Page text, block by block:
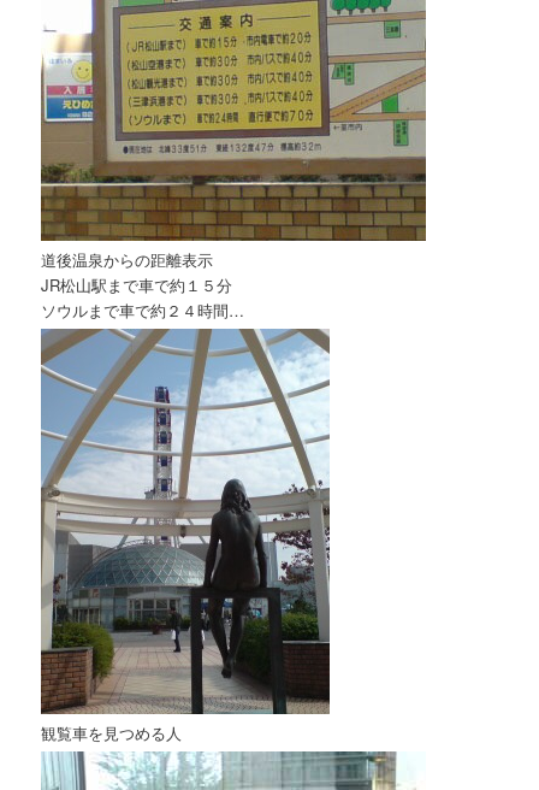
道後温泉からの距離表示
JR松山駅まで車で約１５分
ソウルまで車で約２４時間…
観覧車を見つめる人